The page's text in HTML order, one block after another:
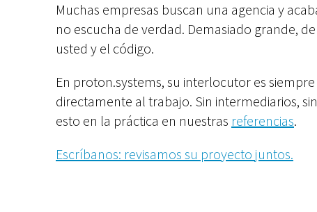
Muchas empresas buscan una agencia y
no escucha de verdad. Demasiado grande,
usted y el código.
En proton.systems, su interlocutor es
directamente al trabajo. Sin intermediarios,
esto en la práctica en nuestras referencias.
Escríbanos: revisamos su proyecto juntos.